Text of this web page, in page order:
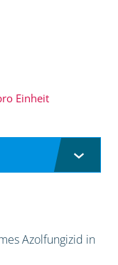
Einheit
Azolfungizid in